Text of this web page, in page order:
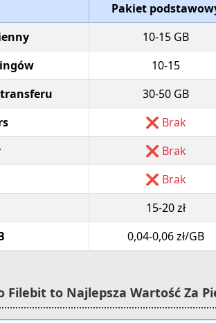
Pakiet
10-15 GB
10-15
30-50 GB
❌ Brak
❌ Brak
❌ Brak
15-20 zł
0,04-0,06 zł/GB
Filebit to Najlepsza Wartość Za